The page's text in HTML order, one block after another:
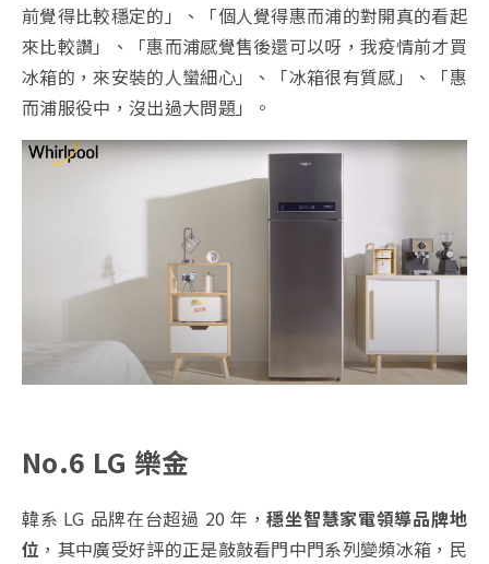
前覺得比較穩定的」、「個人覺得惠而浦的對開真的看起
來比較讚」、「惠而浦感覺售後還可以呀，我疫情前才買
冰箱的，來安裝的人蠻細心」、「冰箱很有質感」、「惠
而浦服役中，沒出過大問題」。
No.6 LG 樂金
韓系 LG 品牌在台超過 20 年，穩坐智慧家電領導品牌地
位 ，其中廣受好評的正是敲敲看門中門系列變頻冰箱，民